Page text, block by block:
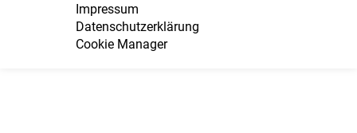
Impressum
Datenschutzerklärung
Cookie Manager